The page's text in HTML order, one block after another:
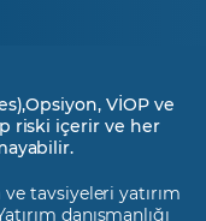
VİOP ve
riski içerir ve her
tavsiyeleri yatırım
danışmanlığı